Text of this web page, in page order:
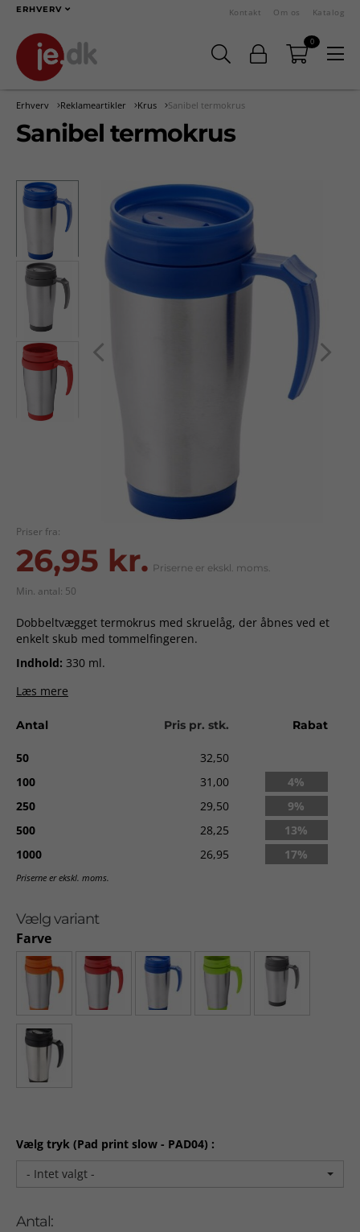
ERHVERV Kontakt Om os Katalog
0
Erhverv Reklameartikler Krus Sanibel termokrus
Sanibel termokrus
Priser fra:
26,95 kr. Priserne er ekskl. moms.
Min. antal: 50
Dobbeltvægget termokrus med skruelåg, der åbnes ved et
enkelt skub med tommelfingeren.
Indhold: 330 ml.
Materiale:
Levering:
ca. 2-3 uger fra godkendt ordre.
Læs mere
Antal Pris pr. stk. Rabat
50
32,50
100
31,00
4%
250
29,50
9%
500
28,25
13%
1000
26,95 17%
Priserne er ekskl. moms.
Vælg variant
Farve
Vælg tryk (Pad print slow - PAD04) :
- Intet valgt -
Antal: